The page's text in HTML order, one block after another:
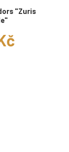
"Zuris